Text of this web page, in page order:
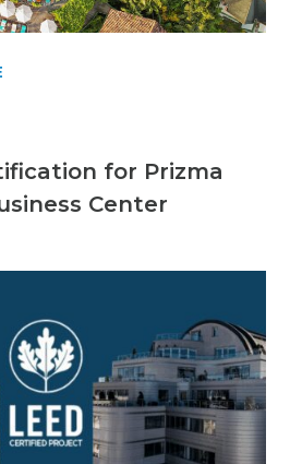
for Prizma
Center